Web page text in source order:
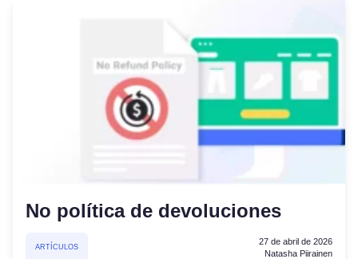
No política de devoluciones
ARTÍCULOS
27 de abril de 2026
Natasha Piirainen